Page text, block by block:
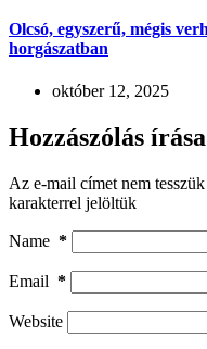
Olcsó, egyszerű, mégis
horgászatban
október 12, 2025
Hozzászólás írása
Az e-mail címet nem
karakterrel jelöltük
Name *
Email *
Website